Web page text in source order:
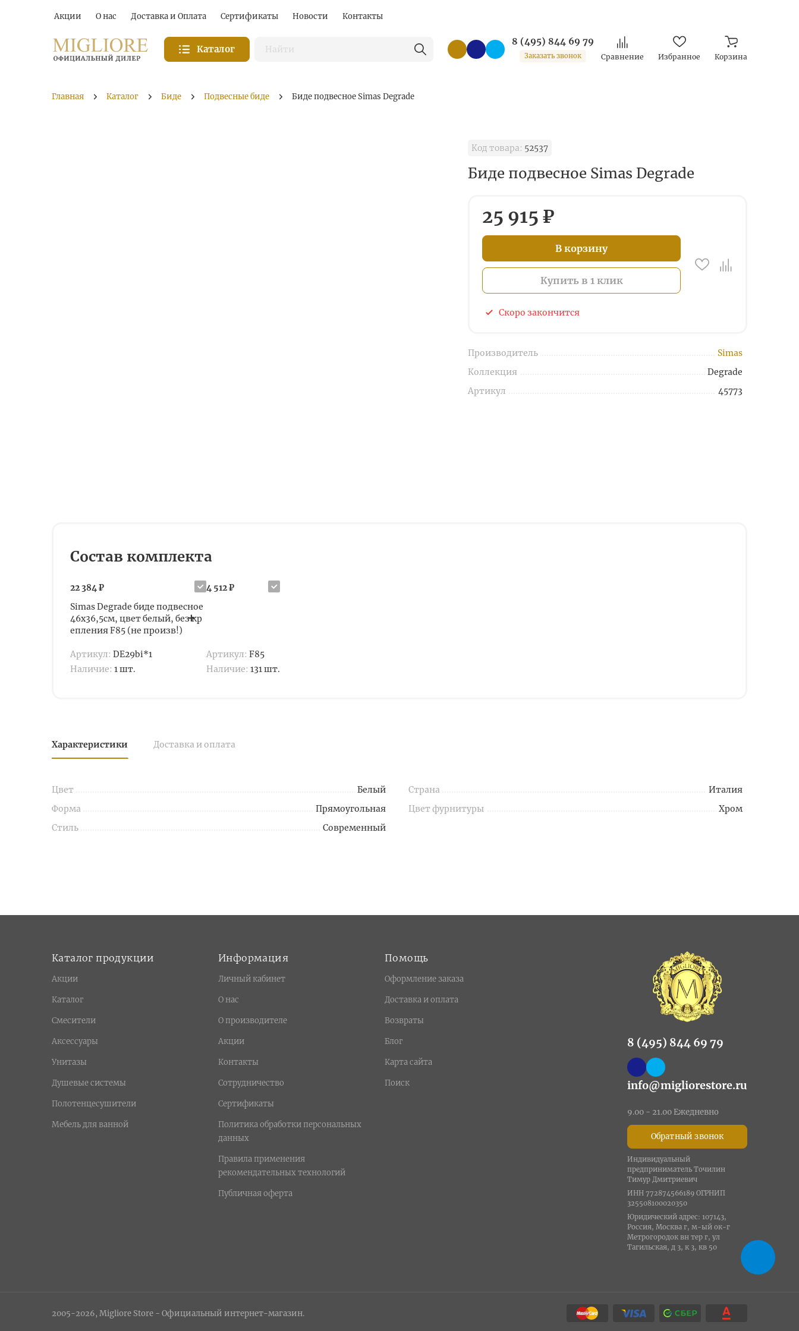
Акции О нас Доставка и Оплата Сертификаты Новости Контакты
Каталог
8 (495) 844 69 79
Заказать звонок Сравнение Избранное Корзина
Главная Каталог Биде Подвесные биде Биде подвесное Simas Degrade
Код товара: 52537
Биде подвесное Simas Degrade
25 915 ₽
В корзину
Купить в 1 клик
Скоро закончится
Производитель
Simas
Коллекция
Degrade
Артикул
45773
Состав комплекта
22 384 ₽
Simas Degrade биде подвесное
46х36,5см, цвет белый, без кр
епления F85 (не произв!)
Артикул: DE29bi*1
Наличие: 1 шт.
4 512 ₽
Артикул: F85
Наличие: 131 шт.
Характеристики Доставка и оплата
Цвет
Белый
Форма
Прямоугольная
Стиль
Современный
Страна
Италия
Цвет фурнитуры
Хром
Каталог продукции
Акции
Каталог
Смесители
Аксессуары
Унитазы
Душевые системы
Полотенцесушители
Мебель для ванной
Информация
Личный кабинет
О нас
О производителе
Акции
Контакты
Сотрудничество
Сертификаты
Политика обработки персональных
данных
Правила применения
рекомендательных технологий
Публичная оферта
Помощь
Оформление заказа
Доставка и оплата
Возвраты
Блог
Карта сайта
Поиск
8 (495) 844 69 79
info@migliorestore.ru
9.00 - 21.00 Ежедневно
Обратный звонок
Индивидуальный
предприниматель Точилин
Тимур Дмитриевич
ИНН 772874566189 ОГРНИП
325508100020350
Юридический адрес: 107143,
Россия, Москва г, м-ый ок-г
Метрогородок вн тер г, ул
Тагильская, д 3, к 3, кв 50
2005-2026, Migliore Store - Официальный интернет-магазин.